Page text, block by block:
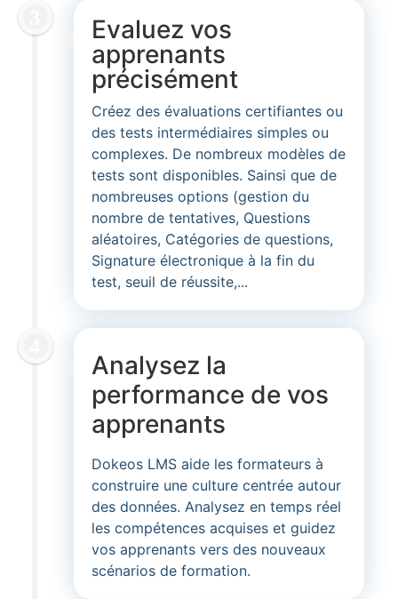
Evaluez vos
apprenants
précisément
Créez des évaluations certifiantes ou
des tests intermédiaires simples ou
complexes. De nombreux modèles de
tests sont disponibles. Sainsi que de
nombreuses options (gestion du
nombre de tentatives, Questions
aléatoires, Catégories de questions,
Signature électronique à la fin du
test, seuil de réussite,...
Analysez la
performance de vos
apprenants
Dokeos LMS aide les formateurs à
construire une culture centrée autour
des données. Analysez en temps réel
les compétences acquises et guidez
vos apprenants vers des nouveaux
scénarios de formation.